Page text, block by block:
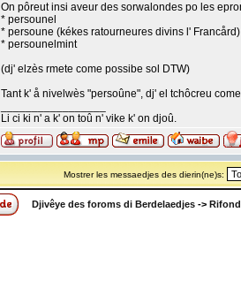
On pôreut insi aveur des sorwalondes po les
* persounel
* persoune (kékes ratourneures divins l' Francård)
* persounelmint
(dj' elzès rmete come possibe sol DTW)
Tant k' å nivelwès "persoûne", dj' el tchôcreu
Li ci ki n' a k' on toû n' vike k' on djoû.
Mostrer les messaedjes des dierin(ne)s:
Djivêye des foroms di Berdelaedjes ->